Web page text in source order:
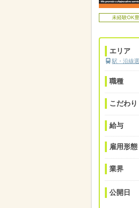
未経験OK
エリア
駅・沿線
職種
こだわり
給与
雇用形態
業界
公開日